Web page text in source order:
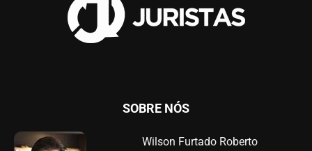
SOBRE NÓS
Wilson Furtado Roberto